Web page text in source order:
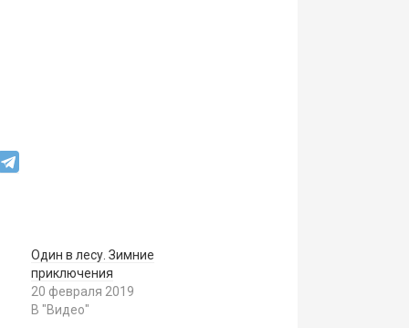
Один в лесу. Зимние
приключения
20 февраля 2019
В "Видео"